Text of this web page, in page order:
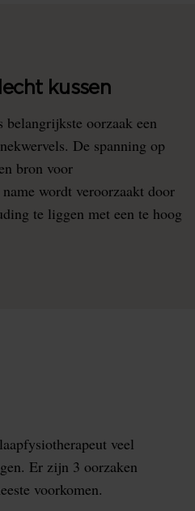
kussen
oorzaak een
De spanning op
bron voor
wordt veroorzaakt door
te liggen met een te hoog
veel
Er zijn 3 oorzaken
voorkomen.